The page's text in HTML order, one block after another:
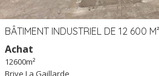
BÂTIMENT INDUSTRIEL DE 12 600
Achat
12600m²
Brive La Gaillarde